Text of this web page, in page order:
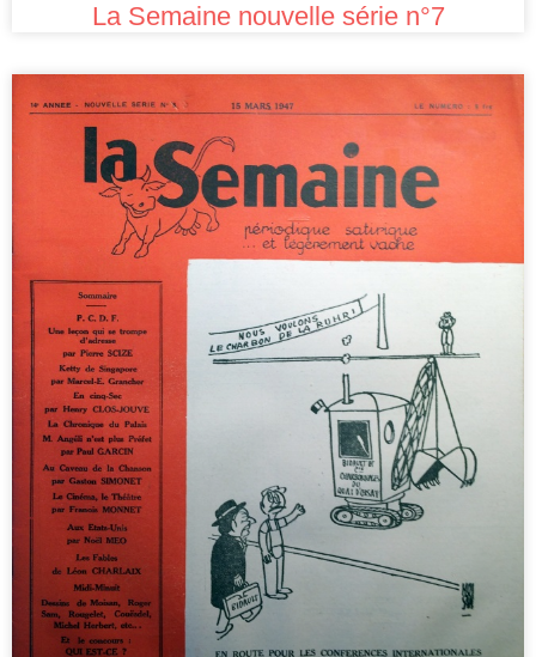
La Semaine nouvelle série n°7